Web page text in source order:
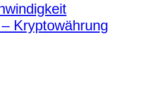
Kryptowährung